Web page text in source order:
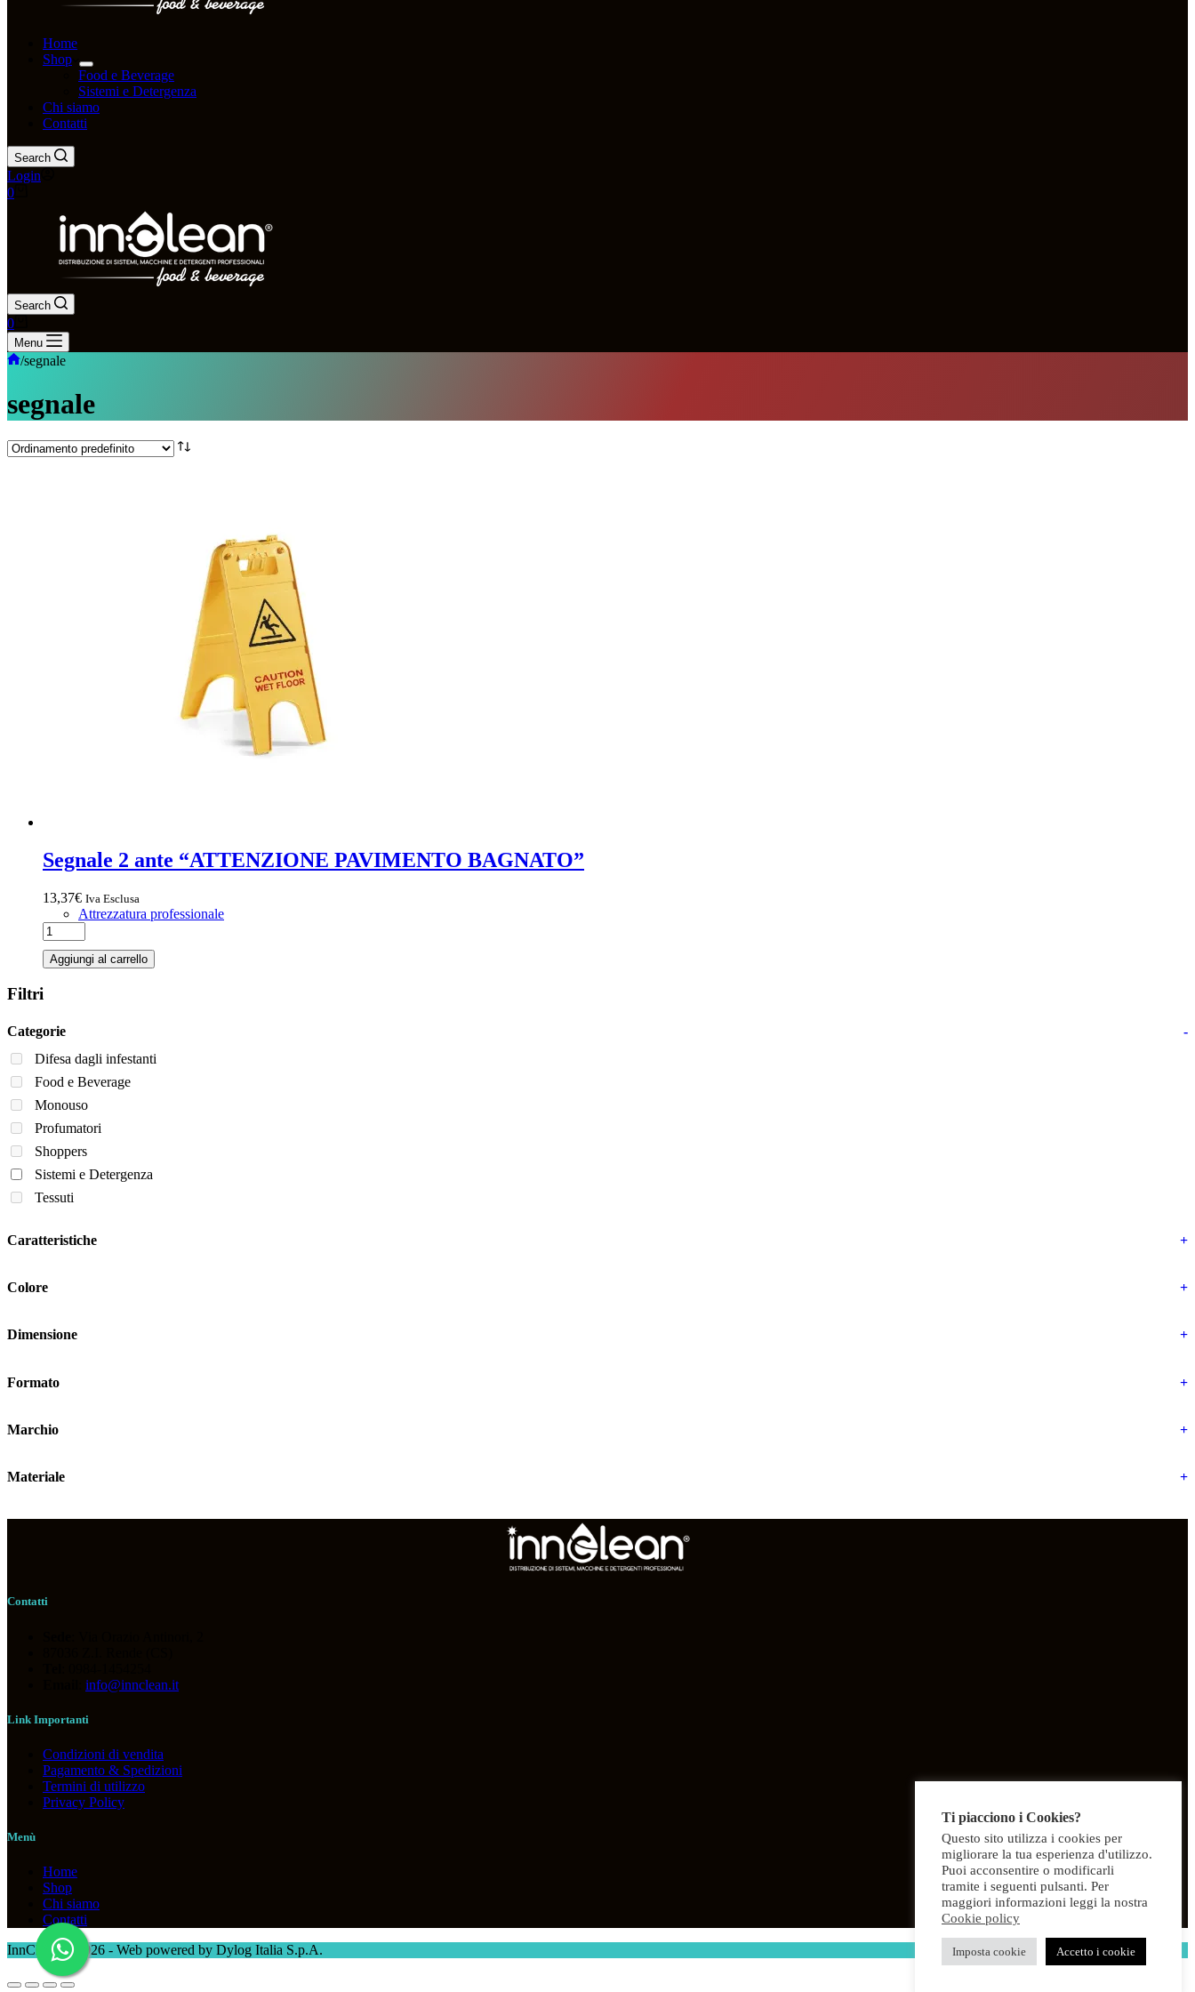
Home
Shop
Food e Beverage
Sistemi e Detergenza
Chi siamo
Contatti
Search
Login
0
Search
0
Menu
/segnale
segnale
Segnale 2 ante “ATTENZIONE PAVIMENTO BAGNATO”
13,37€ Iva Esclusa
Attrezzatura professionale
Aggiungi al carrello
Filtri
Categorie
-
Difesa dagli infestanti
Food e Beverage
Monouso
Profumatori
Shoppers
Sistemi e Detergenza
Tessuti
Caratteristiche +
Colore +
Dimensione +
Formato +
Marchio +
Materiale +
Contatti
info@innclean.it
Link Importanti
Condizioni di vendita
Pagamento & Spedizioni
Termini di utilizzo
Privacy Policy
Menù
Home
Shop
Chi siamo
Contatti
InnClean © 2026 - Web powered by Dylog Italia S.p.A.
Ti piacciono i Cookies?
Questo sito utilizza i cookies per
migliorare la tua esperienza d'utilizzo.
Puoi acconsentire o modificarli
tramite i seguenti pulsanti. Per
maggiori informazioni leggi la nostra
Cookie policy
Imposta cookie Accetto i cookie